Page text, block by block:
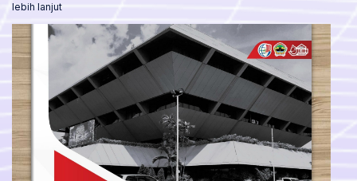
lebih lanjut